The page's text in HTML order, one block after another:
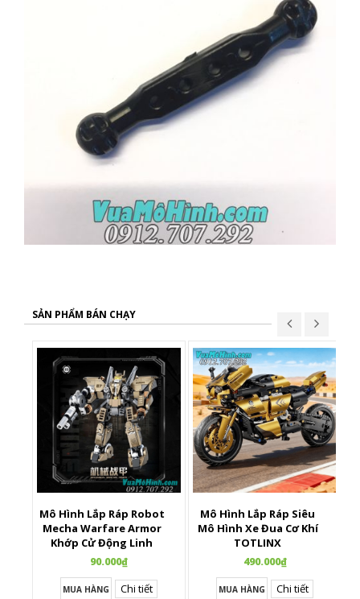
SẢN PHẨM BÁN CHẠY
Mô Hình Lắp Ráp Robot
Mecha Warfare Armor
Khớp Cử Động Linh
Hoạt
90.000₫
MUA HÀNG Chi tiết
Mô Hình Lắp Ráp Siêu
Mô Hình Xe Đua Cơ Khí
TOTLINX
490.000₫
MUA HÀNG Chi tiết